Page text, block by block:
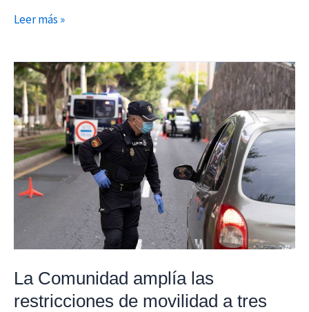
Leer más »
La Comunidad amplía las
restricciones de movilidad a tres
La
Comunidad
amplía
las
restricciones
de
movilidad
y
tres